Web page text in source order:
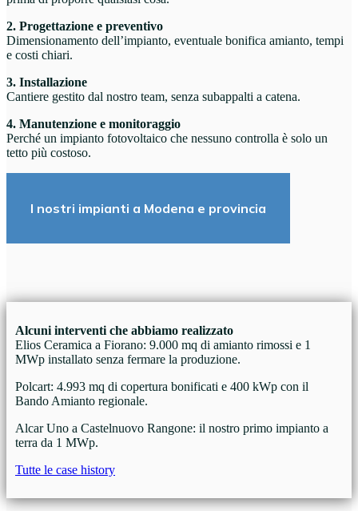
2. Progettazione e preventivo
Dimensionamento dell’impianto, eventuale bonifica amianto, tempi
e costi chiari.
3. Installazione
Cantiere gestito dal nostro team, senza subappalti a catena.
4. Manutenzione e monitoraggio
Perché un impianto fotovoltaico che nessuno controlla è solo un
tetto più costoso.
I nostri impianti a Modena e provincia
Alcuni interventi che abbiamo realizzato
Elios Ceramica a Fiorano: 9.000 mq di amianto rimossi e 1
MWp installato senza fermare la produzione.
Polcart: 4.993 mq di copertura bonificati e 400 kWp con il
Bando Amianto regionale.
Alcar Uno a Castelnuovo Rangone: il nostro primo impianto a
terra da 1 MWp.
Tutte le case history